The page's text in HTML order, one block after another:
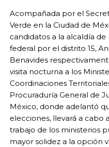
Acompañada por el
Verde en la Ciudad de
candidatos a la alcaldía
federal por el distrito 15,
Benavides
visita nocturna a los
Coordinaciones
Procuraduría General de
México, donde adelantó
elecciones, llevará a cabo
trabajo de los ministerios
mayor solidez a la opción